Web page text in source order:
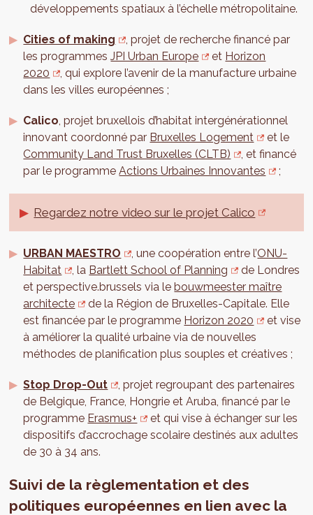
développements spatiaux à l’échelle métropolitaine.
Cities of making
, projet de recherche financé par
les programmesJPI Urban Europe et Horizon
2020
, qui explore l’avenir de la manufacture urbaine
dans les villes européennes ;
Calico , projet bruxellois d’habitat intergénérationnel
innovant coordonné par Bruxelles Logement
et le
Community Land Trust Bruxelles (CLTB)
, et financé
par le programmeActions Urbaines Innovantes ;
Regardez notre video sur le projet Calico
URBAN MAESTRO , une coopération entre l’ONU-
Habitat
, la Bartlett School of Planning
de Londres
et perspective.brussels via lebouwmeester maître
architecte
de la Région de Bruxelles-Capitale. Elle
est financée par le programme Horizon 2020
et vise
à améliorer la qualité urbaine via de nouvelles
méthodes de planification plus souples et créatives ;
Stop Drop-Out
, projet regroupant des partenaires
de Belgique, France, Hongrie et Aruba, financé par le
programme Erasmus+
et qui vise à échanger sur les
dispositifs d’accrochage scolaire destinés aux adultes
de 30 à 34 ans.
Suivi de la règlementation et des
politiques européennes en lien avec la